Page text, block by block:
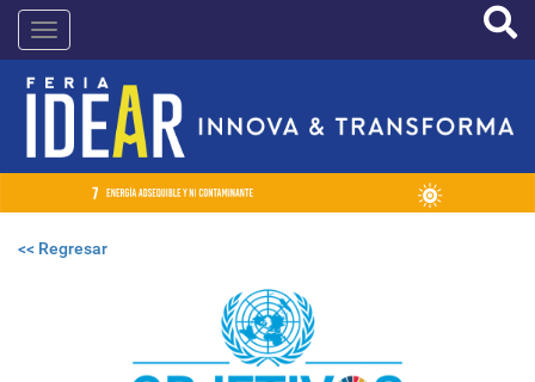
Pasar
contenido
principal
IDEAR
<< Regresar